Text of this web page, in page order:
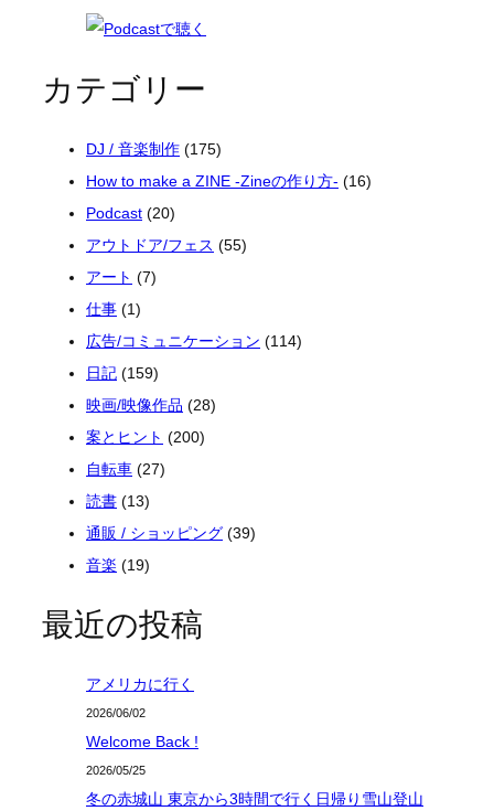
カテゴリー
DJ / 音楽制作 (175)
How to make a ZINE -Zineの作り方- (16)
Podcast (20)
アウトドア/フェス (55)
アート (7)
仕事 (1)
広告/コミュニケーション (114)
日記 (159)
映画/映像作品 (28)
案とヒント (200)
自転車 (27)
読書 (13)
通販 / ショッピング (39)
音楽 (19)
最近の投稿
アメリカに行く
2026/06/02
Welcome Back !
2026/05/25
冬の赤城山 東京から3時間で行く日帰り雪山登山